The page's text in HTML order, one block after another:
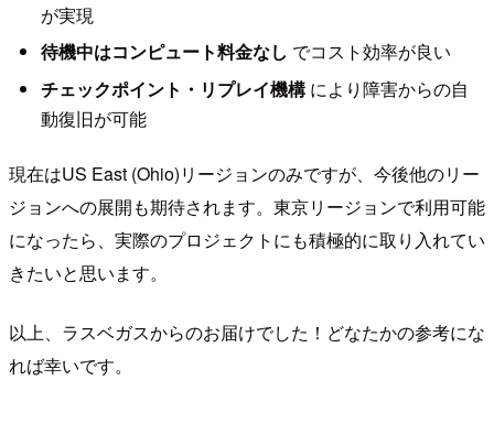
が実現
待機中はコンピュート料金なし でコスト効率が良い
チェックポイント・リプレイ機構により障害からの自
動復旧が可能
現在はUS East (Ohio)リージョンのみですが、今後他のリー
ジョンへの展開も期待されます。東京リージョンで利用可能
になったら、実際のプロジェクトにも積極的に取り入れてい
きたいと思います。
以上、ラスベガスからのお届けでした！どなたかの参考にな
れば幸いです。